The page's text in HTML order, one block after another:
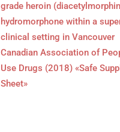
grade heroin
hydromorphone within a
clinical setting in Vancouver
Canadian Association of
Use Drugs (2018) «Safe
Sheet»